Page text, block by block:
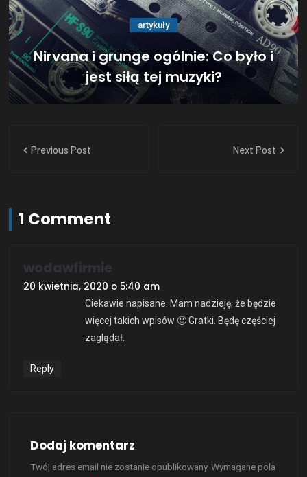
artykuły
Nirvana i grunge ogólnie: Co było i
jest siłą tej muzyki?
Previous Post Next Post
1 Comment
wodawfirmie
20 kwietnia, 2020 o 5:40 am
Ciekawie napisane. Mam nadzieję, że będzie
więcej takich wpisów 🙂 Gratki. Będę częściej
zaglądał.
Reply
Dodaj komentarz
Twój adres email nie zostanie opublikowany. Wymagane pola